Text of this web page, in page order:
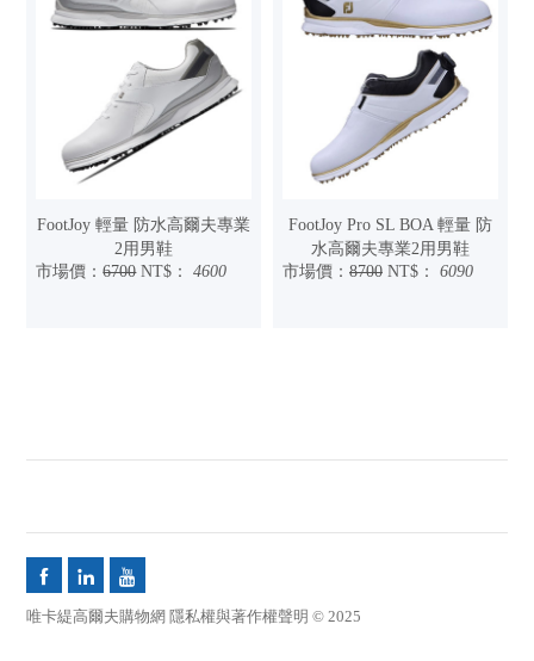
FootJoy 輕量 防水高爾夫專業
2用男鞋
市場價：6700 NT$：4600
FootJoy Pro SL BOA 輕量 防
水高爾夫專業2用男鞋
市場價： 8700 NT$： 6090
  
唯卡緹高爾夫購物網 隱私權與著作權聲明 © 2025